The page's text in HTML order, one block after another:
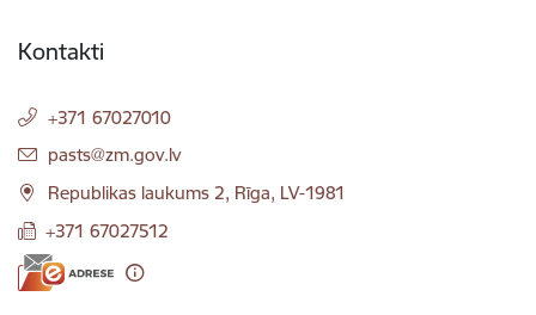
Kontakti
+371 67027010
E-pasts:
pasts@zm.gov.lv
Republikas laukums 2, Rīga, LV-1981
+371 67027512